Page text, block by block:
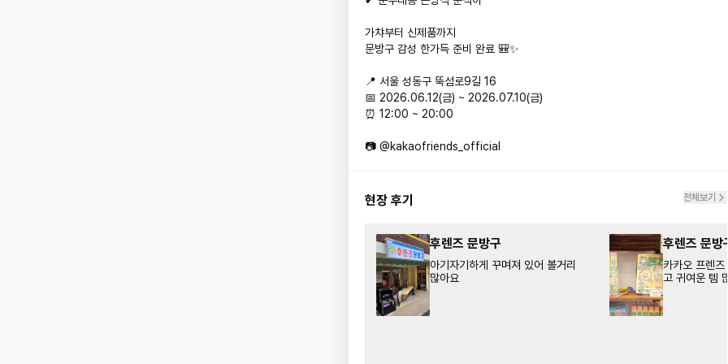
가챠부터 신제품까지
문방구 감성 한가득 준비 완료 🎒✨
📍 서울 성동구 뚝섬로9길 16
📅 2026.06.12(금) ~ 2026.07.10(금)
⏰ 12:00 ~ 20:00
📷 @kakaofriends_official
현장 후기 전체보기
후렌즈 문방구
아기자기하게 꾸며져 있어 볼거리
많아요
후렌즈 문방구
카카오 프렌즈
고 귀여운 템